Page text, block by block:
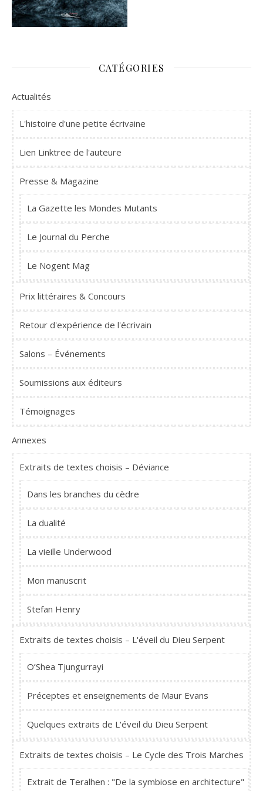
CATÉGORIES
Actualités
L'histoire d'une petite écrivaine
Lien Linktree de l'auteure
Presse & Magazine
La Gazette les Mondes Mutants
Le Journal du Perche
Le Nogent Mag
Prix littéraires & Concours
Retour d'expérience de l'écrivain
Salons – Événements
Soumissions aux éditeurs
Témoignages
Annexes
Extraits de textes choisis – Déviance
Dans les branches du cèdre
La dualité
La vieille Underwood
Mon manuscrit
Stefan Henry
Extraits de textes choisis – L'éveil du Dieu Serpent
O’Shea Tjungurrayi
Préceptes et enseignements de Maur Evans
Quelques extraits de L'éveil du Dieu Serpent
Extraits de textes choisis – Le Cycle des Trois Marches
Extrait de Teralhen : "De la symbiose en architecture"